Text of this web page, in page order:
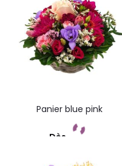
Panier blue pink
Dès